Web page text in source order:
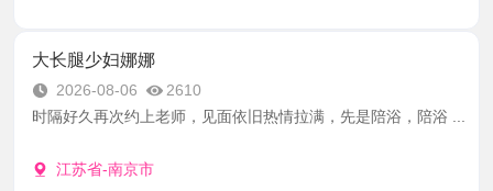
大长腿少妇娜娜
2026-08-06
2610
时隔好久再次约上老师，见面依旧热情拉满，先是陪浴，陪浴 ...
江苏省-南京市